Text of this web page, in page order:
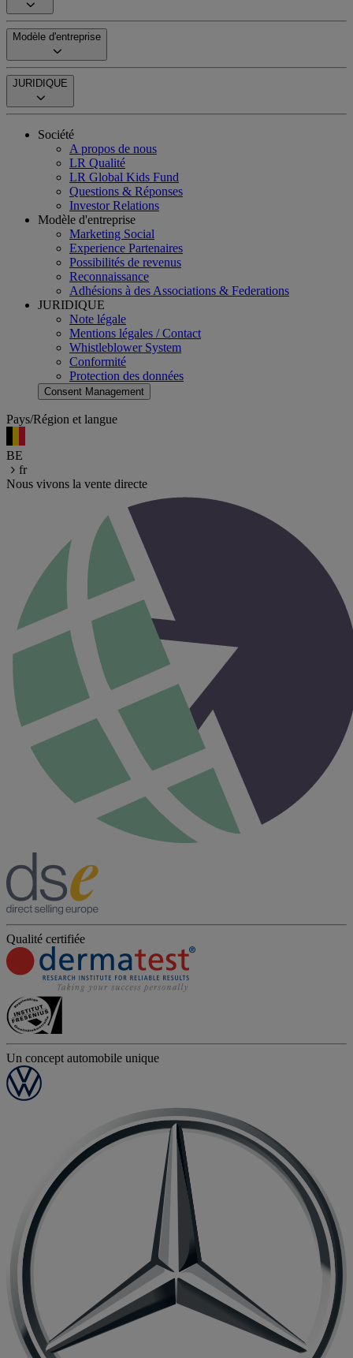
Modèle d'entreprise
JURIDIQUE
Société
A propos de nous
LR Qualité
LR Global Kids Fund
Questions & Réponses
Investor Relations
Modèle d'entreprise
Marketing Social
Experience Partenaires
Possibilités de revenus
Reconnaissance
Adhésions à des Associations & Federations
JURIDIQUE
Note légale
Mentions légales / Contact
Whistleblower System
Conformité
Protection des données
Consent Management
Pays/Région et langue
BE
fr
Nous vivons la vente directe
Qualité certifiée
Un concept automobile unique